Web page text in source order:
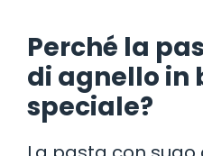
Perché la
di agnello in
speciale?